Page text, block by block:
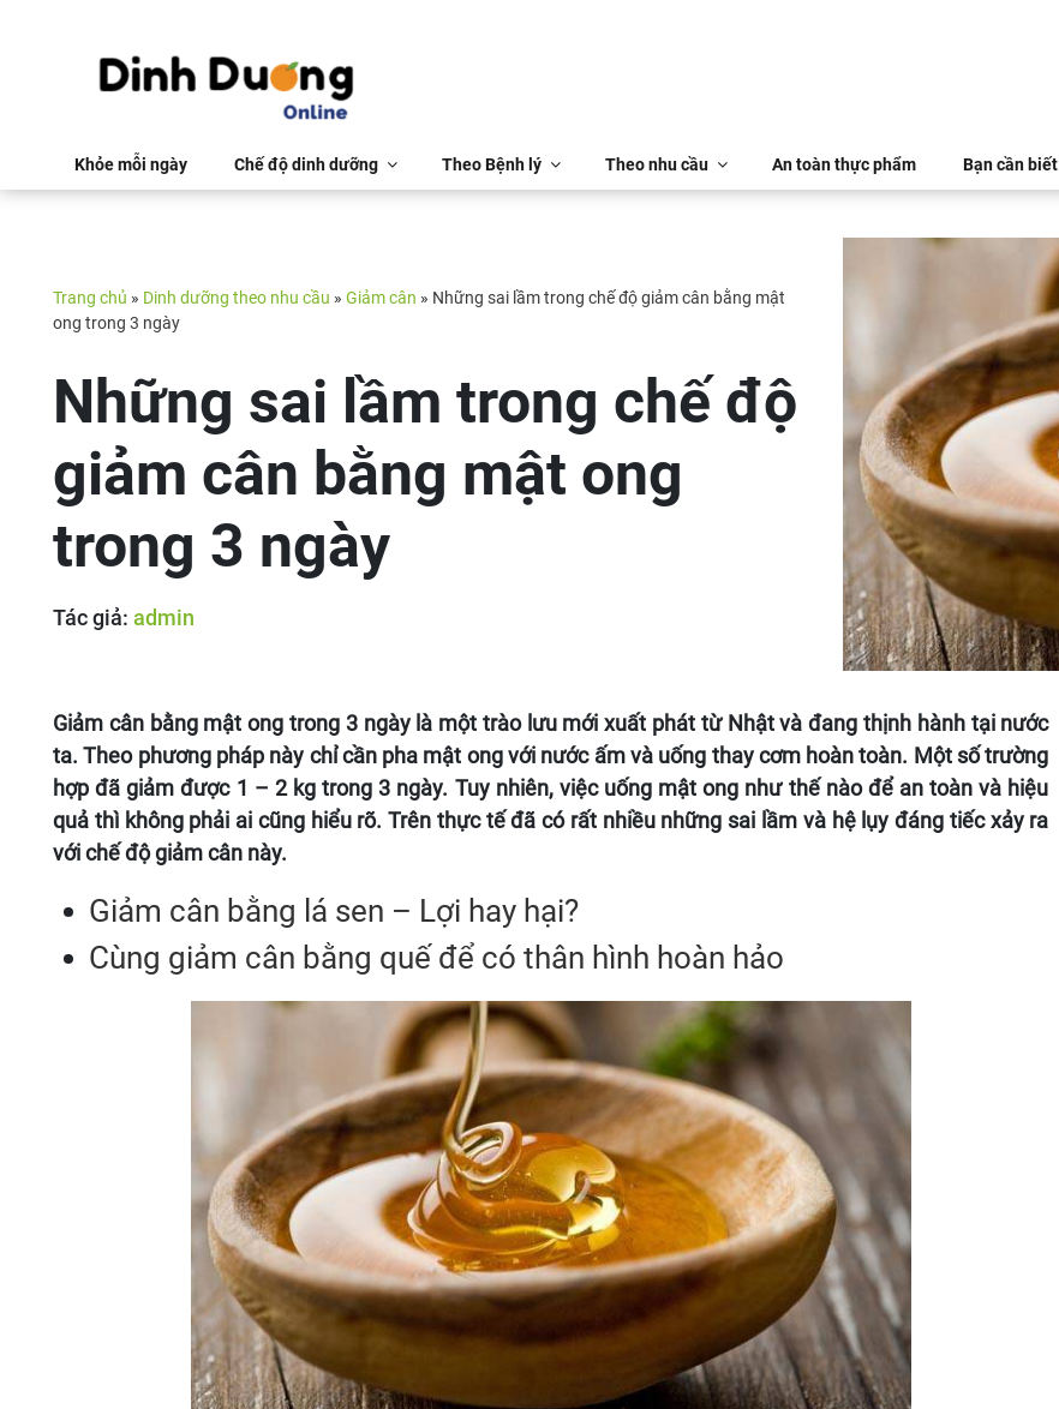
Khỏe mỗi ngày Chế độ dinh dưỡng Theo Bệnh lý Theo nhu cầu An toàn thực phẩm Bạn cần biết
Trang chủ » Dinh dưỡng theo nhu cầu » Giảm cân » Những sai lầm trong chế độ giảm cân bằng mật
ong trong 3 ngày
Những sai lầm trong chế độ
giảm cân bằng mật ong
trong 3 ngày
Tác giả: admin
Giảm cân bằng mật ong trong 3 ngày là một trào lưu mới xuất phát từ Nhật và đang thịnh hành tại nước
ta. Theo phương pháp này chỉ cần pha mật ong với nước ấm và uống thay cơm hoàn toàn. Một số trường
hợp đã giảm được 1 – 2 kg trong 3 ngày. Tuy nhiên, việc uống mật ong như thế nào để an toàn và hiệu
quả thì không phải ai cũng hiểu rõ. Trên thực tế đã có rất nhiều những sai lầm và hệ lụy đáng tiếc xảy ra
với chế độ giảm cân này.
Giảm cân bằng lá sen – Lợi hay hại?
Cùng giảm cân bằng quế để có thân hình hoàn hảo